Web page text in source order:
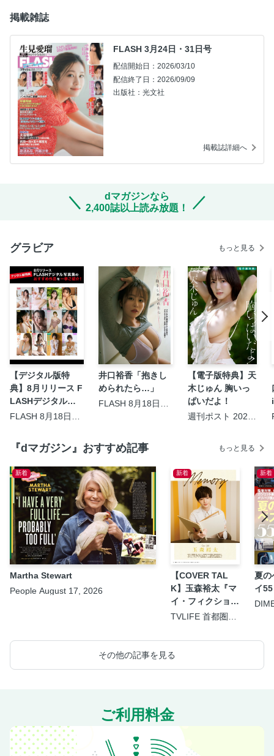
掲載雑誌
FLASH 3月24日・31日号
配信開始日：2026/03/10
配信終了日：2026/09/09
出版社：光文社
掲載誌詳細へ
dマガジンなら
2,400誌以上読み放題！
グラビア もっと見る
【デジタル版特
典】8月リリース F
LASHデジタル写
真集のおすすめ作
FLASH 8月18日・
井口裕香「抱きし
められたら…」
FLASH 8月18日・
【電子版特典】天
木じゅん 胸いっ
ぱいだよ！
週刊ポスト 2026
『dマガジン』おすすめ記事 もっと見る
新着
Martha Stewart
People August 17, 2026
新着
【COVER TAL
K】玉森裕太『マ
イ・フィクショ
ン』
TVLIFE 首都圏版
新着
夏の
イ55
その他の記事を見る
ご利用料金